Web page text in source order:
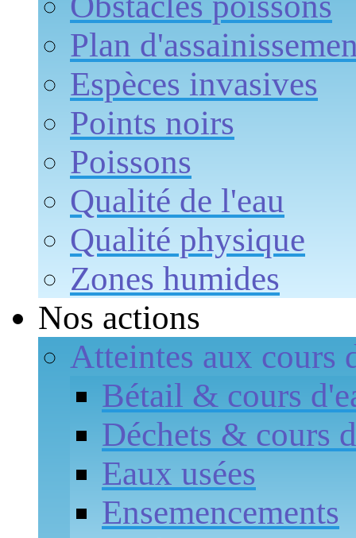
Plan
Espèces invasives
Points noirs
Poissons
Qualité de l'eau
Qualité physique
Zones humides
Nos actions
Atteintes aux cours
Bétail & cours
Déchets & cours
Eaux usées
Ensemencements